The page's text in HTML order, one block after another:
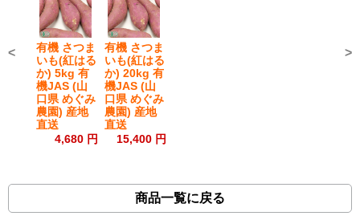
有機 さつま
いも(紅はる
か) 5kg 有
機JAS (山
口県 めぐみ
農園) 産地
直送
4,680 円
有機 さつま
いも(紅はる
か) 20kg 有
機JAS (山
口県 めぐみ
農園) 産地
直送
15,400 円
< >
商品一覧に戻る